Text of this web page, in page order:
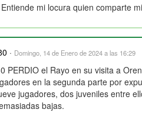
Entiende mi locura quien comparte
· Domingo, 14 de Enero de 2024 a las 16:29
PERDIO el Rayo en su visita a
en la segunda parte por
jugadores, dos juveniles entre
bajas.